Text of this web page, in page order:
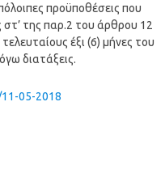
προϋποθέσεις που
στ’ της παρ.2 του άρθρου 12
έξι (6) μήνες του
διατάξεις.
05-2018